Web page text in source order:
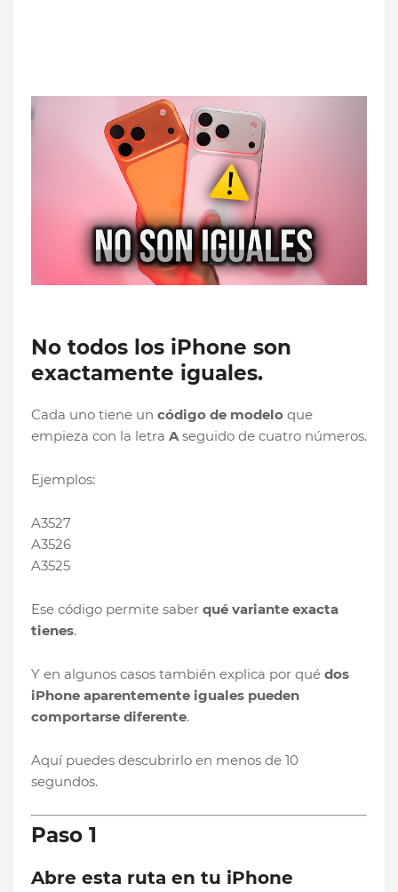
No todos los iPhone son
exactamente iguales.
Cada uno tiene un código de modelo que
empieza con la letra A seguido de cuatro números.
Ejemplos:
A3527
A3526
A3525
Ese código permite saber qué variante exacta
tienes.
Y en algunos casos también explica por qué dos
iPhone aparentemente iguales pueden
comportarse diferente.
Aquí puedes descubrirlo en menos de 10
segundos.
Paso 1
Abre esta ruta en tu iPhone